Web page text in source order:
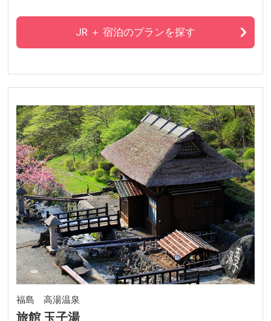
JR ＋ 宿泊のプランを探す
福島 高湯温泉
旅館 玉子湯